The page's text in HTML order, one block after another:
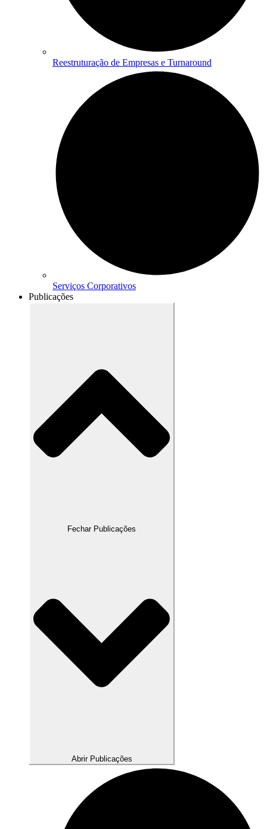
Reestruturação de Empresas e Turnaround
Serviços Corporativos
Publicações
Fechar Publicações
Abrir Publicações